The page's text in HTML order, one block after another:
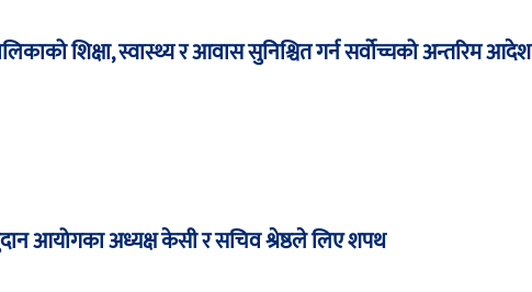
शिक्षा, स्वास्थ्य र आवास सुनिश्चित गर्न सर्वोच्चको अन्तरिम आदेश
आयोगका अध्यक्ष केसी र सचिव श्रेष्ठले लिए शपथ